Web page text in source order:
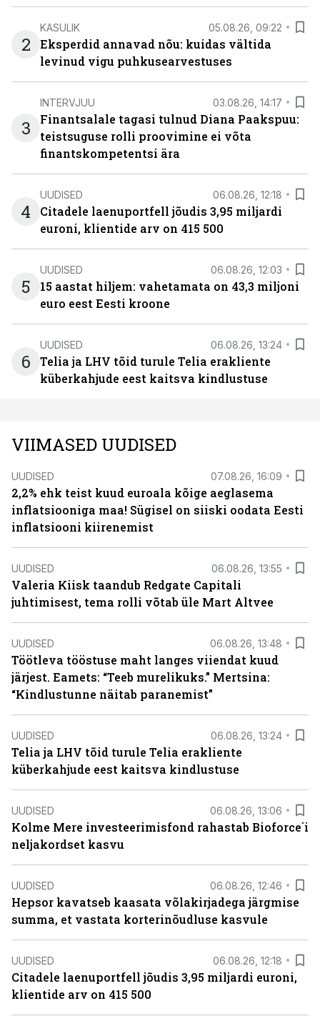
2
KASULIK 05.08.26, 09:22
Eksperdid annavad nõu: kuidas vältida
levinud vigu puhkusearvestuses
3
INTERVJUU 03.08.26, 14:17
Finantsalale tagasi tulnud Diana Paakspuu:
teistsuguse rolli proovimine ei võta
finantskompetentsi ära
4
UUDISED 06.08.26, 12:18
Citadele laenuportfell jõudis 3,95 miljardi
euroni, klientide arv on 415 500
5
UUDISED 06.08.26, 12:03
15 aastat hiljem: vahetamata on 43,3 miljoni
euro eest Eesti kroone
6
UUDISED 06.08.26, 13:24
Telia ja LHV tõid turule Telia erakliente
küberkahjude eest kaitsva kindlustuse
VIIMASED UUDISED
UUDISED 07.08.26, 16:09
2,2% ehk teist kuud euroala kõige aeglasema
inflatsiooniga maa! Sügisel on siiski oodata Eesti
inflatsiooni kiirenemist
UUDISED 06.08.26, 13:55
Valeria Kiisk taandub Redgate Capitali
juhtimisest, tema rolli võtab üle Mart Altvee
UUDISED 06.08.26, 13:48
Töötleva tööstuse maht langes viiendat kuud
järjest. Eamets: “Teeb murelikuks.” Mertsina:
“Kindlustunne näitab paranemist”
UUDISED 06.08.26, 13:24
Telia ja LHV tõid turule Telia erakliente
küberkahjude eest kaitsva kindlustuse
UUDISED 06.08.26, 13:06
Kolme Mere investeerimisfond rahastab Bioforce´i
neljakordset kasvu
UUDISED 06.08.26, 12:46
Hepsor kavatseb kaasata võlakirjadega järgmise
summa, et vastata korterinõudluse kasvule
UUDISED 06.08.26, 12:18
Citadele laenuportfell jõudis 3,95 miljardi euroni,
klientide arv on 415 500